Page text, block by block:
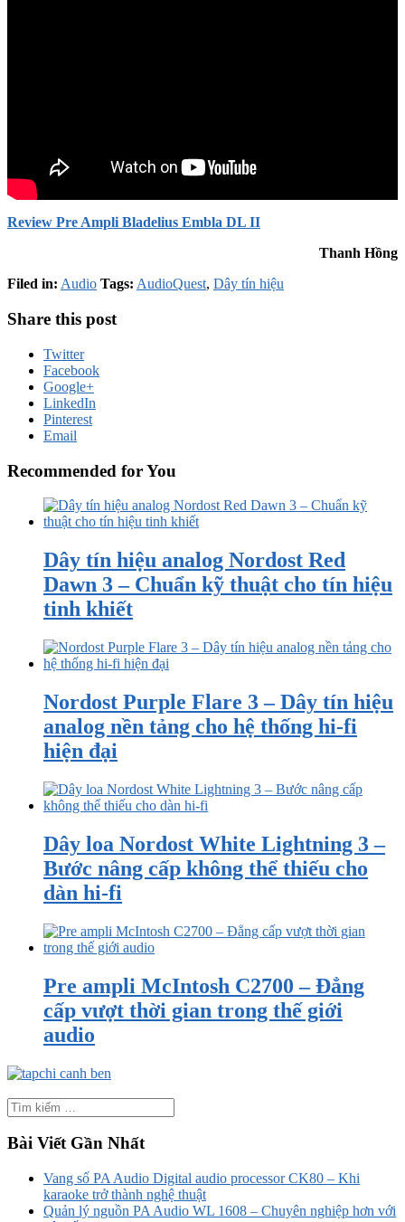
Review Pre Ampli Bladelius Embla DL II
Thanh Hồng
Filed in: Audio Tags: AudioQuest, Dây tín hiệu
Share this post
Twitter
Facebook
Google+
LinkedIn
Pinterest
Email
Recommended for You
Dây tín hiệu analog Nordost Red
Dawn 3 – Chuẩn kỹ thuật cho tín hiệu
tinh khiết
Nordost Purple Flare 3 – Dây tín hiệu
analog nền tảng cho hệ thống hi-fi
hiện đại
Dây loa Nordost White Lightning 3 –
Bước nâng cấp không thể thiếu cho
dàn hi-fi
Pre ampli McIntosh C2700 – Đẳng
cấp vượt thời gian trong thế giới
audio
Bài Viết Gần Nhất
Vang số PA Audio Digital audio processor CK80 – Khi
karaoke trở thành nghệ thuật
Quản lý nguồn PA Audio WL 1608 – Chuyên nghiệp hơn với